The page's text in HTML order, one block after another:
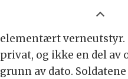
elementært verneutstyr.
privat, og ikke en del
grunn av dato.